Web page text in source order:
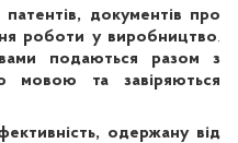
патентів, документів про
роботи у виробництво.
подаються разом з
мовою та завіряються
одержану від